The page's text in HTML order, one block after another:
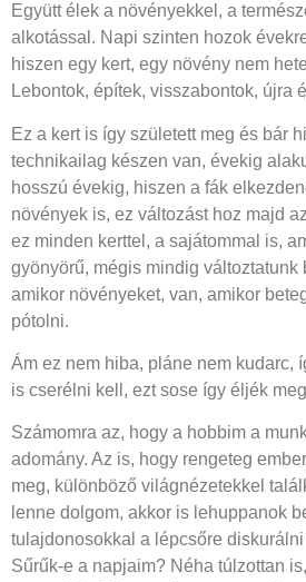
Együtt élek a növényekkel, a
alkotással. Napi szinten hozok
hiszen egy kert, egy növény nem
Lebontok, építek, visszabontok, újra
Ez a kert is így született meg és bár
technikailag készen van, évekig
hosszú évekig, hiszen a fák
növények is, ez változást hoz majd
ez minden kerttel, a sajátommal is,
gyönyörű, mégis mindig változtatunk
amikor növényeket, van, amikor
pótolni.
Ám ez nem hiba, pláne nem kudarc,
is cserélni kell, ezt sose így éljék
Számomra az, hogy a hobbim a
adomány. Az is, hogy rengeteg
meg, különböző világnézetekkel
lenne dolgom, akkor is lehuppanok
tulajdonosokkal a lépcsőre
Sűrűk-e a napjaim? Néha túlzottan